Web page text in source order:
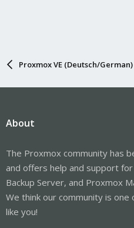
Proxmox VE (Deutsch/German)
About
The Proxmox community has
and offers help and support
Backup Server, and Proxmox
We think our community is
like you!